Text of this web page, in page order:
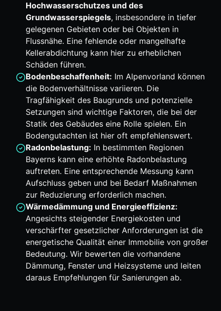
Hochwasserschutzes und des
Grundwasserspiegels, insbesondere in tiefer
gelegenen Gebieten oder bei Objekten in
Flussnähe. Eine fehlende oder mangelhafte
Kellerabdichtung kann hier zu erheblichen
Schäden führen.
Bodenbeschaffenheit: Im Alpenvorland können
die Bodenverhältnisse variieren. Die
Tragfähigkeit des Baugrunds und potenzielle
Setzungen sind wichtige Faktoren, die bei der
Statik des Gebäudes eine Rolle spielen. Ein
Bodengutachten ist hier oft empfehlenswert.
Radonbelastung: In bestimmten Regionen
Bayerns kann eine erhöhte Radonbelastung
auftreten. Eine entsprechende Messung kann
Aufschluss geben und bei Bedarf Maßnahmen
zur Reduzierung erforderlich machen.
Wärmedämmung und Energieeffizienz:
Angesichts steigender Energiekosten und
verschärfter gesetzlicher Anforderungen ist die
energetische Qualität einer Immobilie von großer
Bedeutung. Wir bewerten die vorhandene
Dämmung, Fenster und Heizsysteme und leiten
daraus Empfehlungen für Sanierungen ab.